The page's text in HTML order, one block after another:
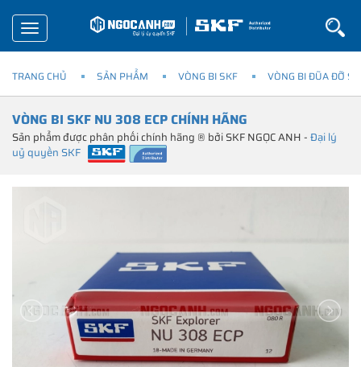
Toggle
navigation
TRANG CHỦ SẢN PHẨM VÒNG BI SKF VÒNG BI ĐŨA ĐỠ
VÒNG BI SKF NU 308 ECP CHÍNH HÃNG
Sản phẩm được phân phối chính hãng ® bởi SKF NGỌC ANH -Đại lý
uỷ quyền SKF